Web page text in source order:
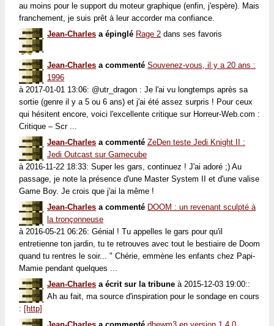
au moins pour le support du moteur graphique (enfin, j'espère). Mais
franchement, je suis prêt à leur accorder ma confiance.
Jean-Charles a épinglé Rage 2 dans ses favoris
Jean-Charles a commenté Souvenez-vous, il y a 20 ans :
1996
à 2017-01-01 13:06: @utr_dragon : Je l'ai vu longtemps après sa
sortie (genre il y a 5 ou 6 ans) et j'ai été assez surpris ! Pour ceux
qui hésitent encore, voici l'excellente critique sur Horreur-Web.com :
Critique – Scr ...
Jean-Charles a commenté ZeDen teste Jedi Knight II :
Jedi Outcast sur Gamecube
à 2016-11-22 18:33: Super les gars, continuez ! J'ai adoré ;) Au
passage, je note la présence d'une Master System II et d'une valise
Game Boy. Je crois que j'ai la même !
Jean-Charles a commenté DOOM : un revenant sculpté à
la tronçonneuse
à 2016-05-21 06:26: Génial ! Tu appelles le gars pour qu'il
entretienne ton jardin, tu te retrouves avec tout le bestiaire de Doom
quand tu rentres le soir... " Chérie, emmène les enfants chez Papi-
Mamie pendant quelques ...
Jean-Charles a écrit sur la tribune à 2015-12-03 19:00::
Ah au fait, ma source d'inspiration pour le sondage en cours
: [http]